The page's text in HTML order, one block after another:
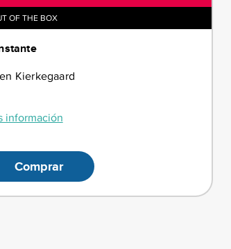
OF THE BOX
Kierkegaard
información
Comprar